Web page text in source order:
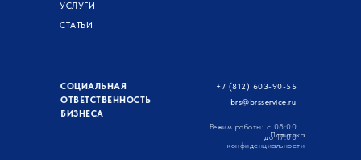
+7 (812) 603-90-55
brs@brsservice.ru
СТАТЬИ
УСЛУГИ
Режим работы: с 08:00
до 17:00
Политика
конфиденциальности
СОЦИАЛЬНАЯ
ОТВЕТСТВЕННОСТЬ
БИЗНЕСА